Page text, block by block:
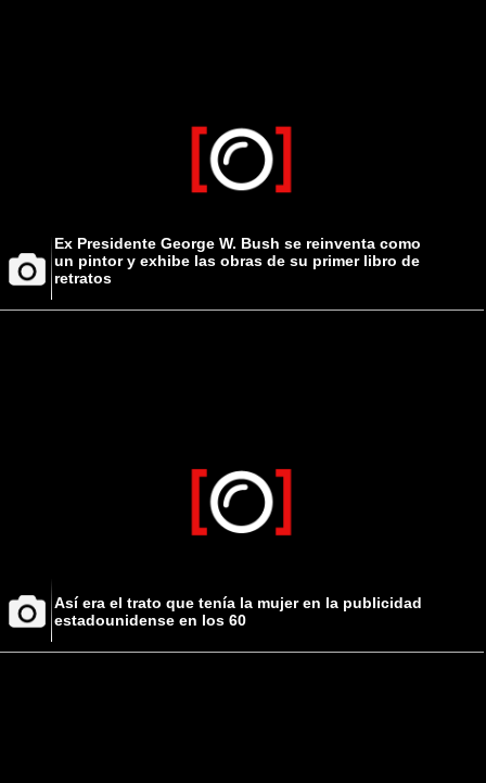
Ex Presidente George W. Bush se reinventa como
un pintor y exhibe las obras de su primer libro de
retratos
Así era el trato que tenía la mujer en la publicidad
estadounidense en los 60